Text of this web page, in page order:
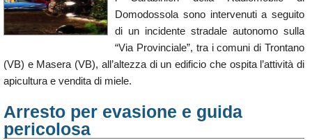
Domodossola sono intervenuti a seguito
di un incidente stradale autonomo sulla
“Via Provinciale”, tra i comuni di Trontano
(VB) e Masera (VB), all’altezza di un edificio che ospita l’attività di
apicultura e vendita di miele.
Arresto per evasione e guida
pericolosa